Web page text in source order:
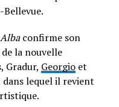
Albaconfirme son
la nouvelle
Gradur, Georgioet
lequel il revient